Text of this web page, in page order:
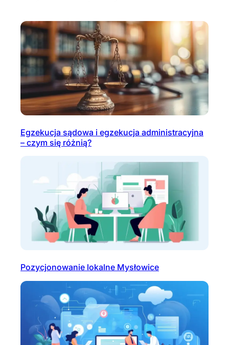
Egzekucja sądowa i egzekucja administracyjna
– czym się różnią?
Pozycjonowanie lokalne Mysłowice